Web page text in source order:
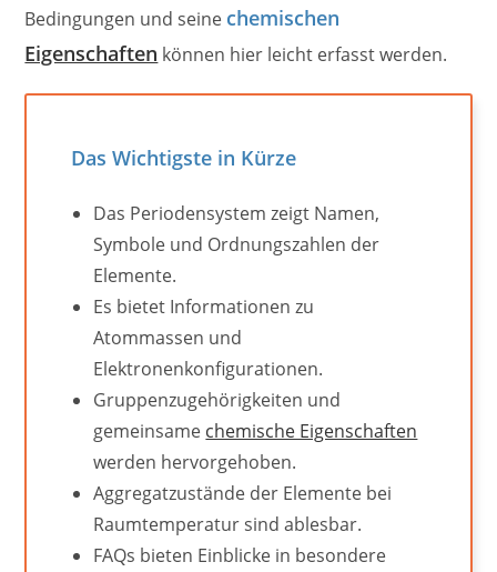
Bedingungen und seine chemischen
Eigenschaften können hier leicht erfasst werden.
Das Wichtigste in Kürze
Das Periodensystem zeigt Namen,
Symbole und Ordnungszahlen der
Elemente.
Es bietet Informationen zu
Atommassen und
Elektronenkonfigurationen.
Gruppenzugehörigkeiten und
gemeinsame chemische Eigenschaften
werden hervorgehoben.
Aggregatzustände der Elemente bei
Raumtemperatur sind ablesbar.
FAQs bieten Einblicke in besondere